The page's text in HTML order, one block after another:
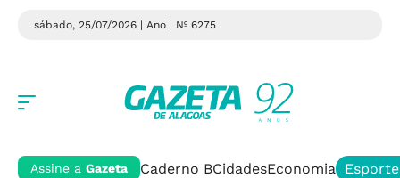
sábado, 25/07/2026 | Ano | Nº 6275
Assine a Gazeta Caderno BCidadesEconomia